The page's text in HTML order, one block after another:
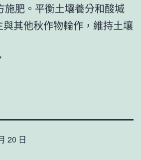
施肥。平衡土壤養分和酸堿
其他秋作物輪作，維持土壤
20 日